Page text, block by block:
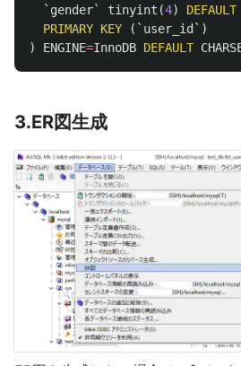
`gender`
tinyint (4) DEFAULT
PRIMARY KEY ( `user_id` )
)
ENGINE=InnoDB DEFAULT
3.ER図生成